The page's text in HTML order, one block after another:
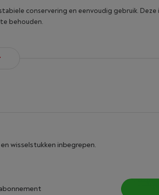
conservering en eenvoudig gebruik.
behouden.
wisselstukken inbegrepen.